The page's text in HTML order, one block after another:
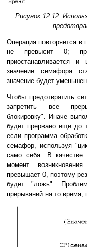
Рисунок 12.12.
Операция повторяется в
не превысит 0;
приостанавливается и
значение семафора
значение будет
Чтобы предотвратить
запретить все
блокировку". Иначе
будет прервано еще до
если программа
семафор, используя
само себя. В качестве
момент
превышает 0, поэтому
будет "ложь".
прерываний на то время,